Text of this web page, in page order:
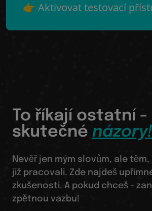
👉 Aktivovat testovací
To říkají ostatní -
skutečné názory!
Nevěř jen mým slovům, ale
již pracovali. Zde najdeš
zkušenosti. A pokud chceš -
zpětnou vazbu!